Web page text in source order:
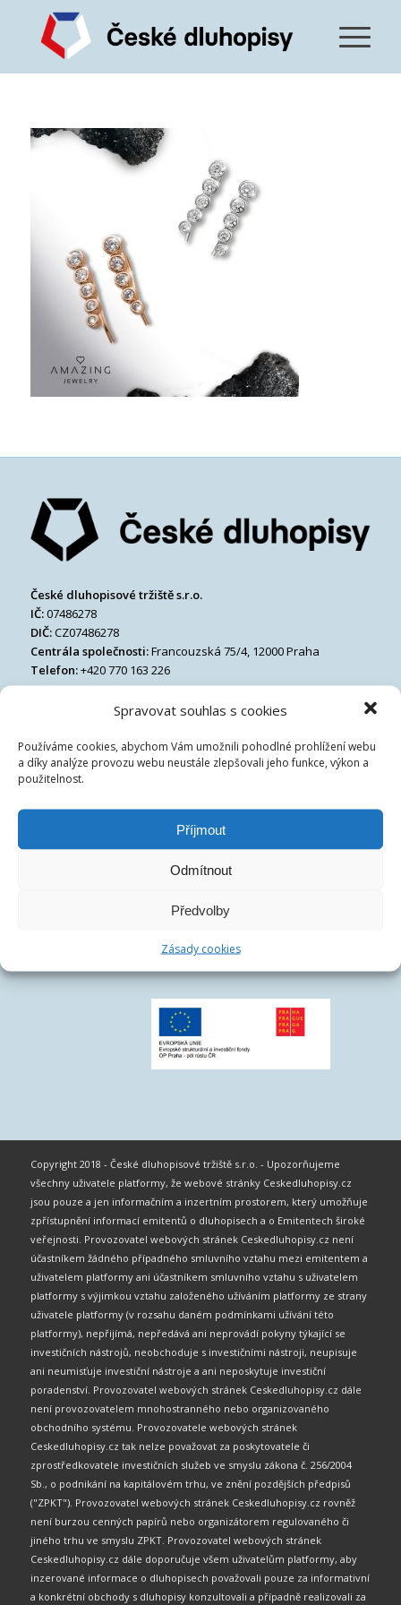
Spravovat souhlas s cookies
Používáme cookies, abychom Vám umožnili pohodlné prohlížení webu
a díky analýze provozu webu neustále zlepšovali jeho funkce, výkon a
použitelnost.
Příjmout
Odmítnout
Předvolby
Zásady cookies
České dluhopisové tržiště s.r.o.
IČ:07486278
DIČ:CZ07486278
Centrála společnosti:Francouzská 75/4, 12000 Praha
Telefon:+420 770 163 226
Copyright 2018 - České dluhopisové tržiště s.r.o. - Upozorňujeme
všechny uživatele platformy, že webové stránky Ceskedluhopisy.cz
jsou pouze a jen informačním a inzertním prostorem, který umožňuje
zpřístupnění informací emitentů o dluhopisech a o Emitentech široké
veřejnosti. Provozovatel webových stránek Ceskedluhopisy.cz není
účastníkem žádného případného smluvního vztahu mezi emitentem a
uživatelem platformy ani účastníkem smluvního vztahu s uživatelem
platformy s výjimkou vztahu založeného užíváním platformy ze strany
uživatele platformy (v rozsahu daném podmínkami užívání této
platformy), nepřijímá, nepředává ani neprovádí pokyny týkající se
investičních nástrojů, neobchoduje s investičními nástroji, neupisuje
ani neumisťuje investiční nástroje a ani neposkytuje investiční
poradenství. Provozovatel webových stránek Ceskedluhopisy.cz dále
není provozovatelem mnohostranného nebo organizovaného
obchodního systému. Provozovatele webových stránek
Ceskedluhopisy.cz tak nelze považovat za poskytovatele či
zprostředkovatele investičních služeb ve smyslu zákona č. 256/2004
Sb., o podnikání na kapitálovém trhu, ve znění pozdějších předpisů
("ZPKT"). Provozovatel webových stránek Ceskedluhopisy.cz rovněž
není burzou cenných papírů nebo organizátorem regulovaného či
jiného trhu ve smyslu ZPKT. Provozovatel webových stránek
Ceskedluhopisy.cz dále doporučuje všem uživatelům platformy, aby
inzerované informace o dluhopisech považovali pouze za informativní
a konkrétní obchody s dluhopisy konzultovali a případně realizovali za